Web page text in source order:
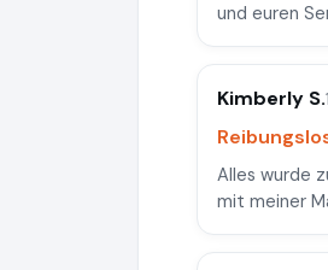
und euren
Kimberly S.
Alles wurde
mit meiner